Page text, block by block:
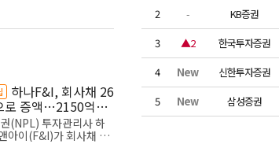
두산로지스틱스솔루션
하나F&I, 회사채 26
로 증액…2150억은
(NPL) 투자관리사 하
아이(F&I)가 회사채 발
2
- KB증권
3
▲2 한국투자증권
4
New 신한투자증권
5
New 삼성증권